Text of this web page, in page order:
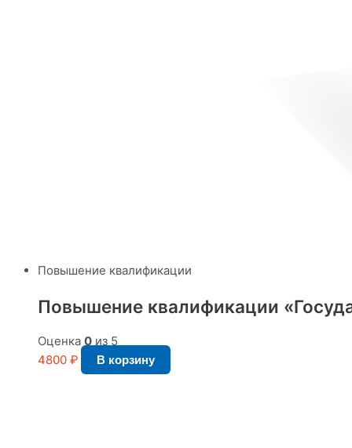
Повышение квалификации
Повышение квалификации
Оценка 0 из 5
4800 ₽ В корзину